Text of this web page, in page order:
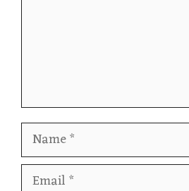
Name
Email